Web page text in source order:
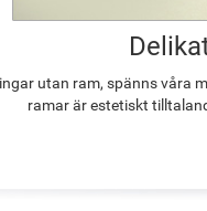
utan ram, spänns våra
ramar är estetiskt